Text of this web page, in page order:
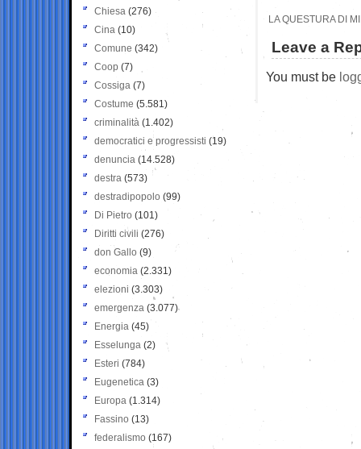
LA QUESTURA DI
Leave a
You must be
Chiesa (276)
Cina (10)
Comune (342)
Coop (7)
Cossiga (7)
Costume (5.581)
criminalità (1.402)
democratici e progressisti (19)
denuncia (14.528)
destra (573)
destradipopolo (99)
Di Pietro (101)
Diritti civili (276)
don Gallo (9)
economia (2.331)
elezioni (3.303)
emergenza (3.077)
Energia (45)
Esselunga (2)
Esteri (784)
Eugenetica (3)
Europa (1.314)
Fassino (13)
federalismo (167)